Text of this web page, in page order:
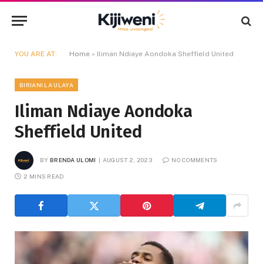
YOU ARE AT: Home » Iliman Ndiaye Aondoka Sheffield United
BIRIANI LA ULAYA
Iliman Ndiaye Aondoka
Sheffield United
BY BRENDA ULOMI AUGUST 2, 2023 NO COMMENTS
2 MINS READ